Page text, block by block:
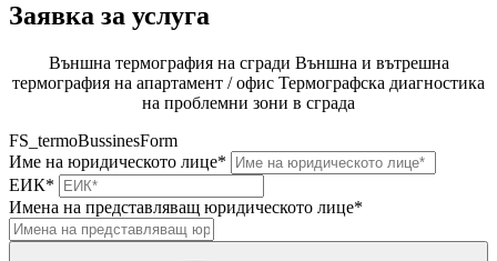
Заявка за услуга
Външна термография на сгради Външна и вътрешна
термография на апартамент / офис Термографска диагностика
на проблемни зони в сграда
FS_termoBussinesForm
Име на юридическото лице*
ЕИК*
Имена на представляващ юридическото лице*